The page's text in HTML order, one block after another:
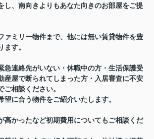
し、南向きよりもあなた向きのお部屋をご提
ァミリー物件まで、他には無い賃貸物件を豊
ます。
急連絡先がいない・休職中の方・生活保護受
産屋で断られてしまった方・入居審査に不安
ご相談ください。
望に合う物件をご紹介いたします。
高かったなど初期費用についてもご相談くだ